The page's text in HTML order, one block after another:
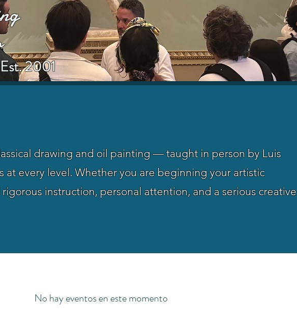
2001
drawing and oil painting — taught in person by Luis
every level. Whether you are beginning your artistic
instruction, personal attention, and a serious creative
No hay eventos en este momento